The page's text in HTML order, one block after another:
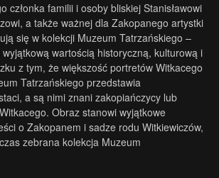
członka familii i osoby bliskiej Stanisławowi
a także ważnej dla Zakopanego artystki
się w kolekcji Muzeum Tatrzańskiego –
wyjątkową wartością historyczną, kulturową i
z tym, że większość portretów Witkacego
Tatrzańskiego przedstawia
a są nimi znani zakopiańczycy lub
Obraz stanowi wyjątkowe
o Zakopanem i sadze rodu Witkiewiczów,
zebrana kolekcja Muzeum